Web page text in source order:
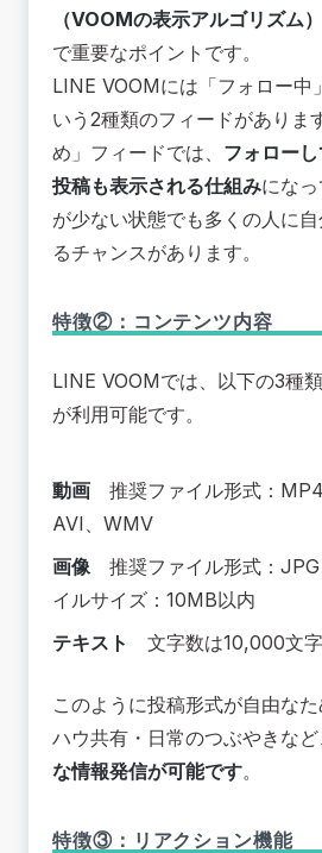
（VOOMの表示アルゴリズム）
で重要なポイントです。
LINE VOOMには「フォロー中
いう2種類のフィードがありま
め」フィードでは、 フォロー
投稿も表示される仕組みにな
が少ない状態でも多くの人に
るチャンスがあります。
特徴②：コンテンツ内容
LINE VOOMでは、以下の3種
が利用可能です。
動画 推奨ファイル形式：
AVI、WMV
画像推奨ファイル形式：JPG
イルサイズ：10MB以内
テキスト
文字数は10,000文
このように投稿形式が自由な
ハウ共有・日常のつぶやきな
な情報発信が可能です。
特徴③：リアクション機能